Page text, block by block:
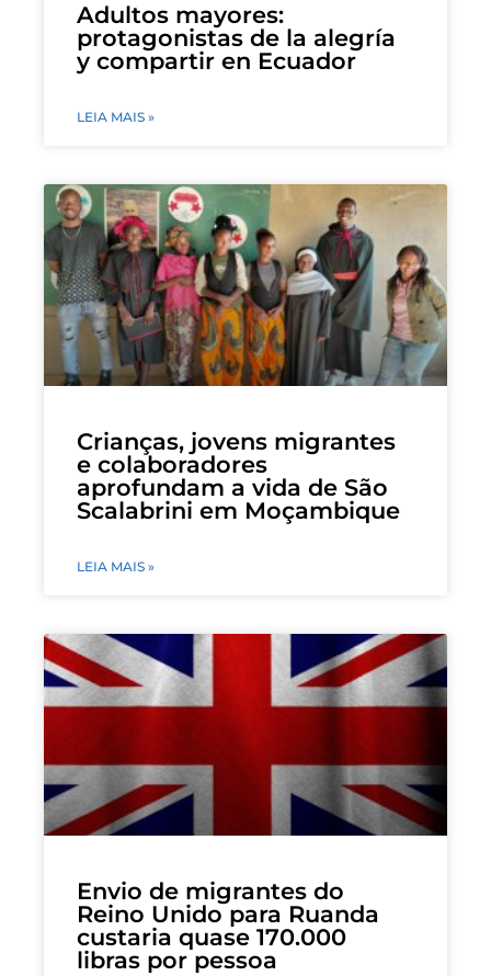
Adultos mayores:
protagonistas de la alegría
y compartir en Ecuador
LEIA MAIS »
Crianças, jovens migrantes
e colaboradores
aprofundam a vida de São
Scalabrini em Moçambique
LEIA MAIS »
Envio de migrantes do
Reino Unido para Ruanda
custaria quase 170.000
libras por pessoa